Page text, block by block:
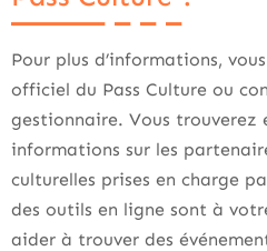
Pour plus d’informations,
officiel du Pass Culture ou
gestionnaire. Vous trouverez
informations sur les
culturelles prises en charge
des outils en ligne sont à
aider à trouver des